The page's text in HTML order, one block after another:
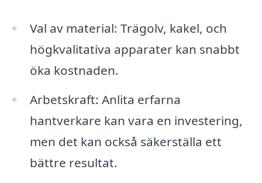
Val av material: Trägolv, kakel, och
högkvalitativa apparater kan snabbt
öka kostnaden.
Arbetskraft: Anlita erfarna
hantverkare kan vara en investering,
men det kan också säkerställa ett
bättre resultat.